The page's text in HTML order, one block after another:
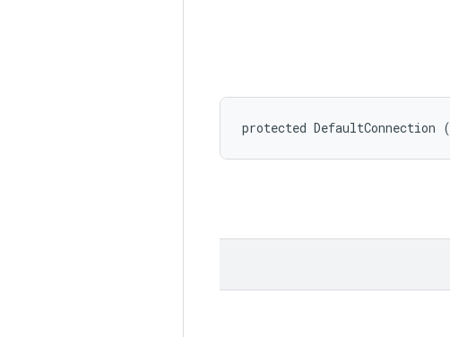
protected DefaultConnection (